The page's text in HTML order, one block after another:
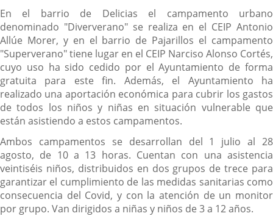
En el barrio de Delicias el campamento urbano
denominado "Diververano" se realiza en el CEIP Antonio
Allúe Morer, y en el barrio de Pajarillos el campamento
"Superverano" tiene lugar en el CEIP Narciso Alonso Cortés,
cuyo uso ha sido cedido por el Ayuntamiento de forma
gratuita para este fin. Además, el Ayuntamiento ha
realizado una aportación económica para cubrir los gastos
de todos los niños y niñas en situación vulnerable que
están asistiendo a estos campamentos.
Ambos campamentos se desarrollan del 1 julio al 28
agosto, de 10 a 13 horas. Cuentan con una asistencia
veintiséis niños, distribuidos en dos grupos de trece para
garantizar el cumplimiento de las medidas sanitarias como
consecuencia del Covid, y con la atención de un monitor
por grupo. Van dirigidos a niñas y niños de 3 a 12 años.